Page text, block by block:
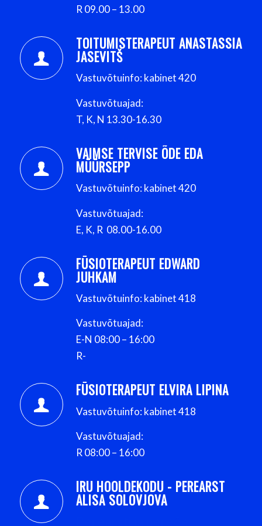
R 09.00 – 13.00
TOITUMISTERAPEUT ANASTASSIA
JASEVITŠ
Vastuvõtuinfo: kabinet 420
Vastuvõtuajad:
T, K, N 13.30-16.30
VAIMSE TERVISE ÕDE EDA
MÜÜRSEPP
Vastuvõtuinfo: kabinet 420
Vastuvõtuajad:
E, K, R 08.00-16.00
FÜSIOTERAPEUT EDWARD
JUHKAM
Vastuvõtuinfo: kabinet 418
Vastuvõtuajad:
E-N 08:00 – 16:00
R-
FÜSIOTERAPEUT ELVIRA LIPINA
Vastuvõtuinfo: kabinet 418
Vastuvõtuajad:
R 08:00 – 16:00
IRU HOOLDEKODU - PEREARST
ALISA SOLOVJOVA